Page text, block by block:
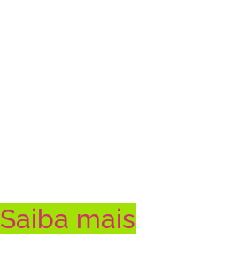
Saiba mais